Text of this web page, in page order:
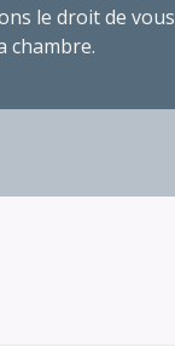
le droit de vous
chambre.